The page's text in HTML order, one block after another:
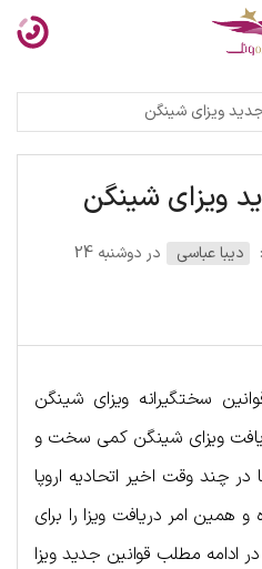
ویزای شینگن
ویزای شینگن
دیبا عباسی
در دوشنبه 24
سختگیرانه ویزای شینگن
ویزای شینگن کمی سخت و
چند وقت اخیر اتحادیه اروپا
همین امر دریافت ویزا را برای
ادامه مطلب قوانین جدید ویزا